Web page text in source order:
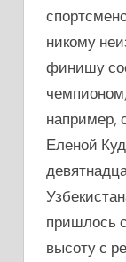
никому
финишу
например,
Еленой
пришлось
высоту с